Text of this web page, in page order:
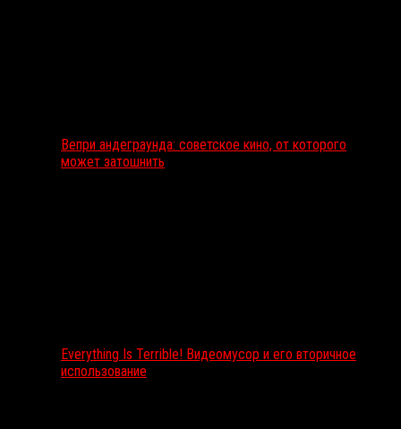
Вепри андеграунда: советское кино, от которого
может затошнить
Everything Is Terrible! Видеомусор и его вторичное
использование